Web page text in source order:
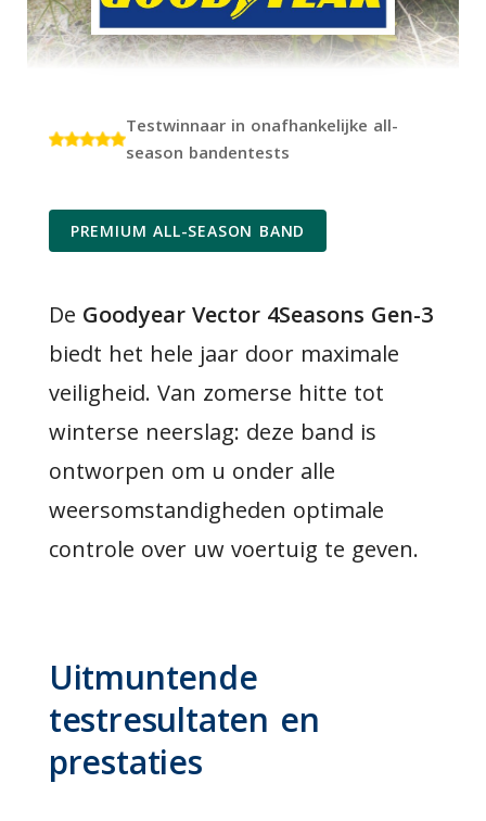
Testwinnaar in onafhankelijke all-
season bandentests
PREMIUM ALL-SEASON BAND
De Goodyear Vector 4Seasons Gen-3
biedt het hele jaar door maximale
veiligheid. Van zomerse hitte tot
winterse neerslag: deze band is
ontworpen om u onder alle
weersomstandigheden optimale
controle over uw voertuig te geven.
Uitmuntende
testresultaten en
prestaties